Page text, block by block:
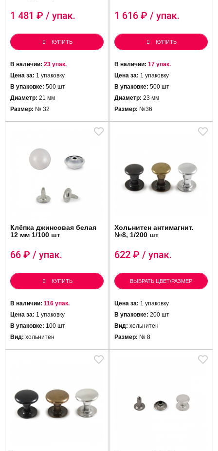
1 481 ₽ / упак.
КУПИТЬ
В наличии: 23 упак.
Цена за: 1 упаковку
В упаковке: 500 шт
Диаметр: 21 мм
Размер: № 32
1 616 ₽ / упак.
КУПИТЬ
В наличии: 17 упак.
Цена за: 1 упаковку
В упаковке: 500 шт
Диаметр: 23 мм
Размер: №36
Клёпка джинсовая белая
12 мм 1/100 шт
66 ₽ / упак.
КУПИТЬ
В наличии: 116 упак.
Цена за: 1 упаковку
В упаковке: 100 шт
Вид: хольнитен
Хольнитен антимагнит.
№8, 1/200 шт
622 ₽ / упак.
ВЫБРАТЬ ЦВЕТ/РАЗМЕР
Цена за: 1 упаковку
В упаковке: 200 шт
Вид: хольнитен
Размер: № 8